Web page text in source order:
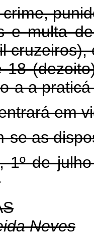
crime,
e multa
18
a a
em
se as
1º de
Neves